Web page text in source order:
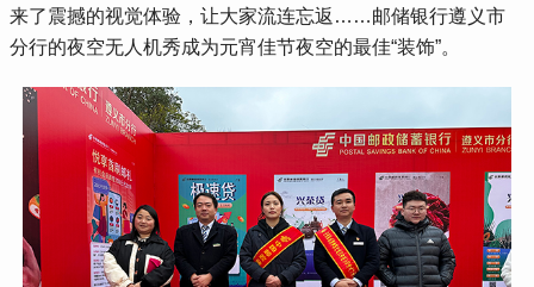
来了震撼的视觉体验，让大家流连忘返……邮储银行遵义市
分行的夜空无人机秀成为元宵佳节夜空的最佳“装饰”。